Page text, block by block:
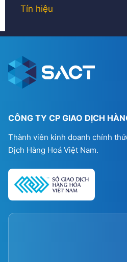
Tín hiệu
CÔNG TY CP GIAO DỊCH
Thành viên kinh doanh chính
Dịch Hàng Hoá Việt Nam.